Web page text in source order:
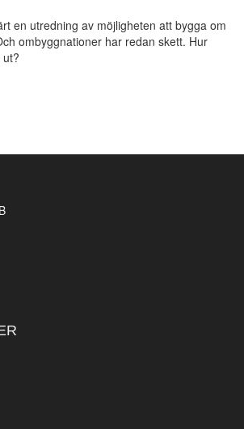
en utredning av möjligheten att bygga om
ombyggnationer har redan skett. Hur